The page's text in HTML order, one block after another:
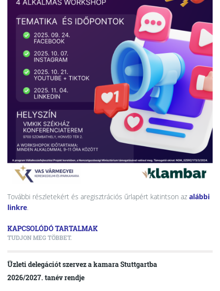
További részletekért és aregisztrációs űrlapért katintson az alábbi
linkre.
KAPCSOLÓDÓ TARTALMAK
TUDJON MEG TÖBBET.
Üzleti delegációt szervez a kamara Stuttgartba
2026/2027. tanév rendje